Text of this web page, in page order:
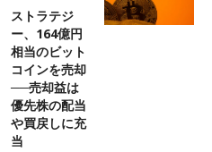
ストラテジ
ー、164億円
相当のビット
コインを売却
──売却益は
優先株の配当
や買戻しに充
当